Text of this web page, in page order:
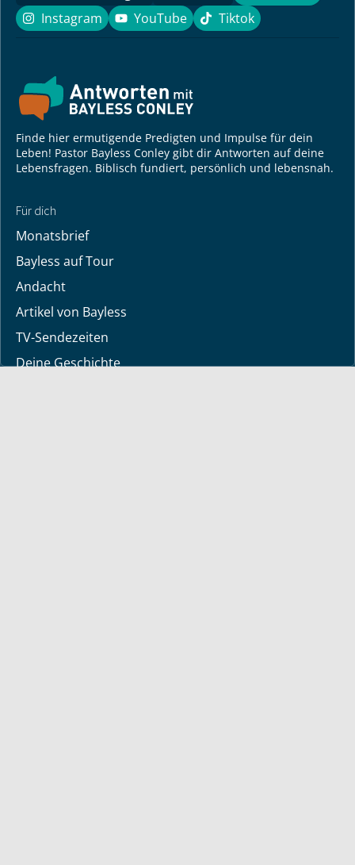
Instagram
Instagram YouTube
YouTube Tiktok
Tiktok
Finde hier ermutigende Predigten und Impulse für dein
Leben! Pastor Bayless Conley gibt dir Antworten auf deine
Lebensfragen. Biblisch fundiert, persönlich und lebensnah.
Für dich
Monatsbrief
Bayless auf Tour
Andacht
Artikel von Bayless
TV-Sendezeiten
Deine Geschichte